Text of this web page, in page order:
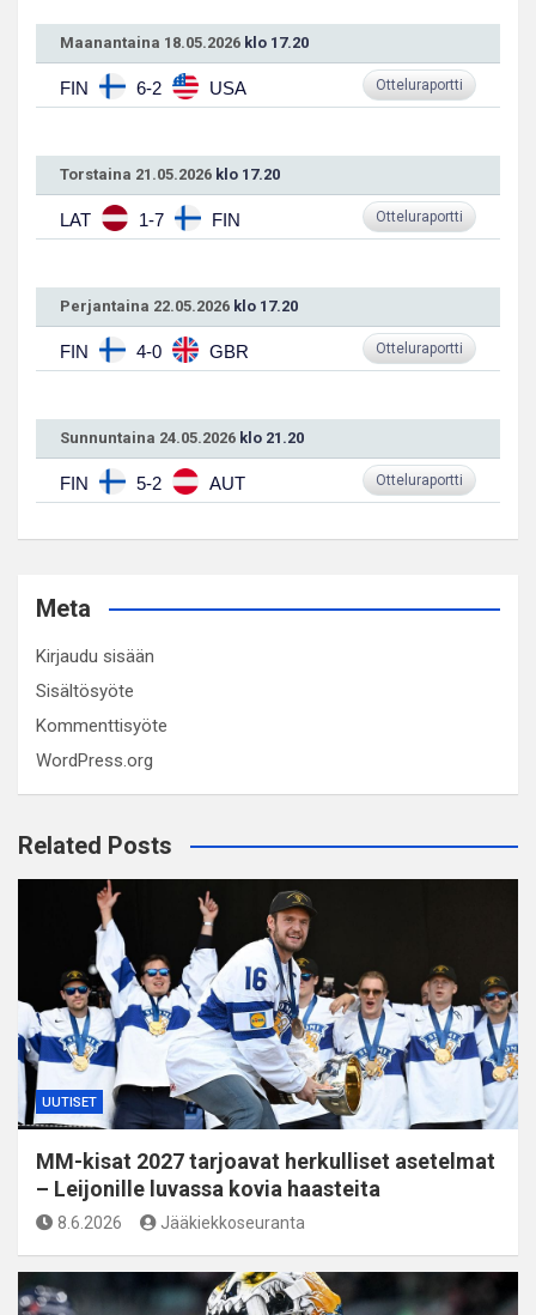
Maanantaina 18.05.2026 klo 17.20
FIN 6-2 USA Otteluraportti
Torstaina 21.05.2026 klo 17.20
LAT 1-7 FIN Otteluraportti
Perjantaina 22.05.2026 klo 17.20
FIN 4-0 GBR Otteluraportti
Sunnuntaina 24.05.2026 klo 21.20
FIN 5-2 AUT Otteluraportti
Meta
Kirjaudu sisään
Sisältösyöte
Kommenttisyöte
WordPress.org
Related Posts
UUTISET
MM-kisat 2027 tarjoavat herkulliset asetelmat
– Leijonille luvassa kovia haasteita
8.6.2026 Jääkiekkoseuranta